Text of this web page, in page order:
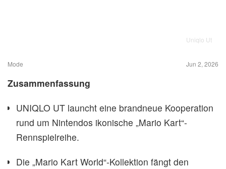
Uniqlo Ut
Mode Jun 2, 2026
Zusammenfassung
UNIQLO UT launcht eine brandneue Kooperation
rund um Nintendos ikonische „Mario Kart“-
Rennspielreihe.
Die „Mario Kart World“-Kollektion fängt den